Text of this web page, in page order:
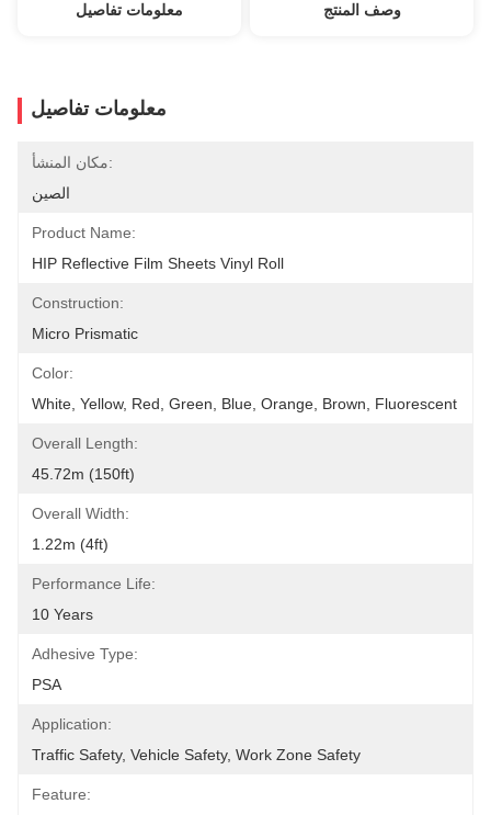
معلومات تفاصيل وصف المنتج
معلومات تفاصيل
مكان المنشأ:
الصين
Product Name:
HIP Reflective Film Sheets Vinyl Roll
Construction:
Micro Prismatic
Color:
White, Yellow, Red, Green, Blue, Orange, Brown, Fluorescent
Overall Length:
45.72m (150ft)
Overall Width:
1.22m (4ft)
Performance Life:
10 Years
Adhesive Type:
PSA
Application:
Traffic Safety, Vehicle Safety, Work Zone Safety
Feature: